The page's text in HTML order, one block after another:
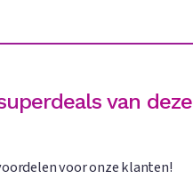
van deze
voor onze klanten!